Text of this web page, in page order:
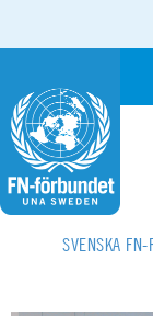
SVENSKA FN-